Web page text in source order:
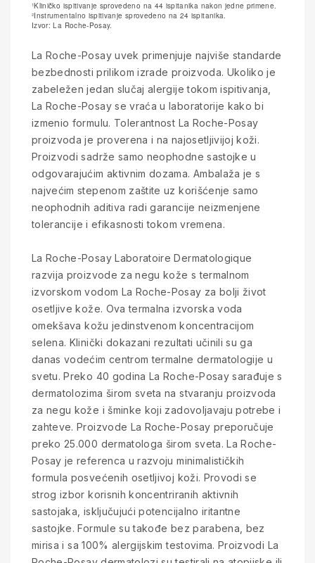
¹Kliničko ispitivanje sprovedeno na 44 ispitanika nakon jedne primene.
²Instrumentalno ispitivanje sprovedeno na 24 ispitanika.
Izvor: La Roche-Posay.
La Roche-Posay uvek primenjuje najviše standarde
bezbednosti prilikom izrade proizvoda. Ukoliko je
zabeležen jedan slučaj alergije tokom ispitivanja,
La Roche-Posay se vraća u laboratorije kako bi
izmenio formulu. Tolerantnost La Roche-Posay
proizvoda je proverena i na najosetljivijoj koži.
Proizvodi sadrže samo neophodne sastojke u
odgovarajućim aktivnim dozama. Ambalaža je s
najvećim stepenom zaštite uz korišćenje samo
neophodnih aditiva radi garancije neizmenjene
tolerancije i efikasnosti tokom vremena.
La Roche-Posay Laboratoire Dermatologique
razvija proizvode za negu kože s termalnom
izvorskom vodom La Roche-Posay za bolji život
osetljive kože. Ova termalna izvorska voda
omekšava kožu jedinstvenom koncentracijom
selena. Klinički dokazani rezultati učinili su ga
danas vodećim centrom termalne dermatologije u
svetu. Preko 40 godina La Roche-Posay sarađuje s
dermatolozima širom sveta na stvaranju proizvoda
za negu kože i šminke koji zadovoljavaju potrebe i
zahteve. Proizvode La Roche-Posay preporučuje
preko 25.000 dermatologa širom sveta. La Roche-
Posay je referenca u razvoju minimalističkih
formula posvećenih osetljivoj koži. Provodi se
strog izbor korisnih koncentriranih aktivnih
sastojaka, isključujući potencijalno iritantne
sastojke. Formule su takođe bez parabena, bez
mirisa i sa 100% alergijskim testovima. Proizvodi La